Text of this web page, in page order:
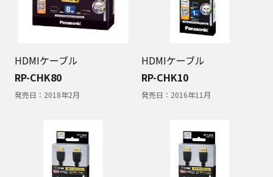
HDMIケーブル
RP-CHK80
発売日： 2018年2月
HDMIケーブル
RP-CHK10
発売日： 2016年11月